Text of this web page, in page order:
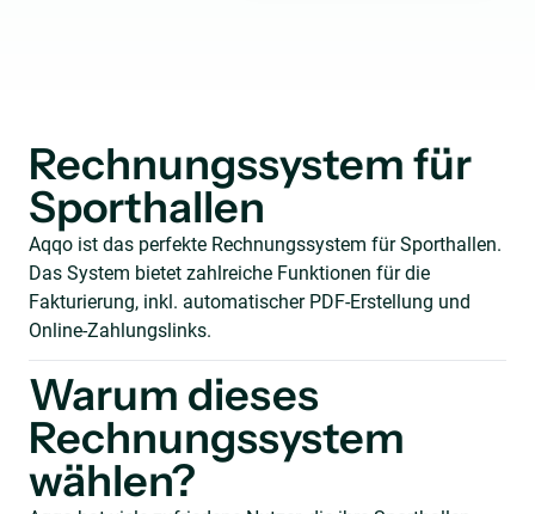
Rechnungssystem für
Sporthallen
Aqqo ist das perfekte Rechnungssystem für Sporthallen.
Das System bietet zahlreiche Funktionen für die
Fakturierung, inkl. automatischer PDF-Erstellung und
Online-Zahlungslinks.
Warum dieses
Rechnungssystem
wählen?